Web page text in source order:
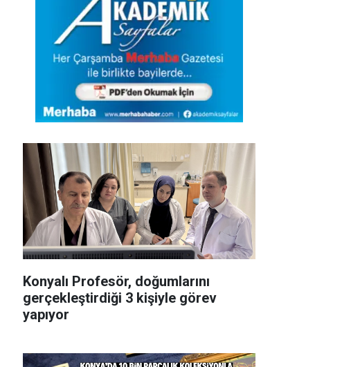
Konyalı Profesör, doğumlarını
gerçekleştirdiği 3 kişiyle görev
yapıyor